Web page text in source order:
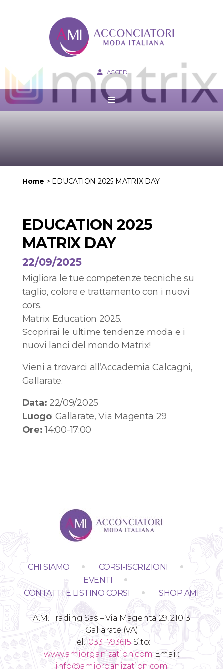
ACCEDI
Home > EDUCATION 2025 MATRIX DAY
EDUCATION 2025
MATRIX DAY
22/09/2025
Migliora le tue competenze tecniche su
taglio, colore e trattamento con i nuovi
cors.
Matrix Education 2025.
Scoprirai le ultime tendenze moda e i
nuovi lanci del mondo Matrix!
Vieni a trovarci all’Accademia Calcagni,
Gallarate.
Data: 22/09/2025
Luogo: Gallarate, Via Magenta 29
Ore:14:00-17:00
CHI SIAMO
CORSI-ISCRIZIONI
EVENTI
CONTATTI E LISTINO CORSI
SHOP AMI
A.M. Trading Sas – Via Magenta 29, 21013
Gallarate (VA)
Tel.:0331 793615 Sito:
www.amiorganization.comEmail:
info@amiorganization.com